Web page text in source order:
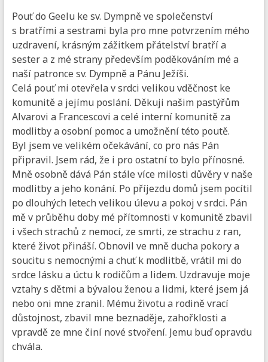
Pouť do Geelu ke sv. Dympně ve společenství
s bratřími a sestrami byla pro mne potvrzením mého
uzdravení, krásným zážitkem přátelství bratří a
sester a z mé strany především poděkováním mé a
naší patronce sv. Dympně a Pánu Ježíši.
Celá pouť mi otevřela v srdci velikou vděčnost ke
komunitě a jejímu poslání. Děkuji našim pastýřům
Alvarovi a Francescovi a celé interní komunitě za
modlitby a osobní pomoc a umožnění této poutě.
Byl jsem ve velikém očekávání, co pro nás Pán
připravil. Jsem rád, že i pro ostatní to bylo přínosné.
Mně osobně dává Pán stále více milosti důvěry v naše
modlitby a jeho konání. Po příjezdu domů jsem pocítil
po dlouhých letech velikou úlevu a pokoj v srdci. Pán
mě v průběhu doby mé přítomnosti v komunitě zbavil
i všech strachů z nemocí, ze smrti, ze strachu z ran,
které život přináší. Obnovil ve mně ducha pokory a
soucitu s nemocnými a chuť k modlitbě, vrátil mi do
srdce lásku a úctu k rodičům a lidem. Uzdravuje moje
vztahy s dětmi a bývalou ženou a lidmi, které jsem já
nebo oni mne zranil. Mému životu a rodině vrací
důstojnost, zbavil mne beznaděje, zahořklosti a
vpravdě ze mne činí nové stvoření. Jemu buď opravdu
chvála.